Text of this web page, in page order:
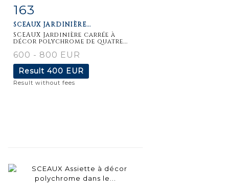
Item detail
163
SCEAUX JARDINIÈRE...
SCEAUX Jardinière carrée à
décor polychrome de quatre...
600 - 800 EUR
Result 400 EUR
Result without fees